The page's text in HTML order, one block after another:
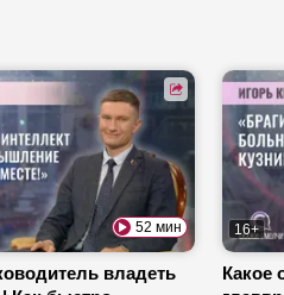
52 мин
владеть
16+
Какое